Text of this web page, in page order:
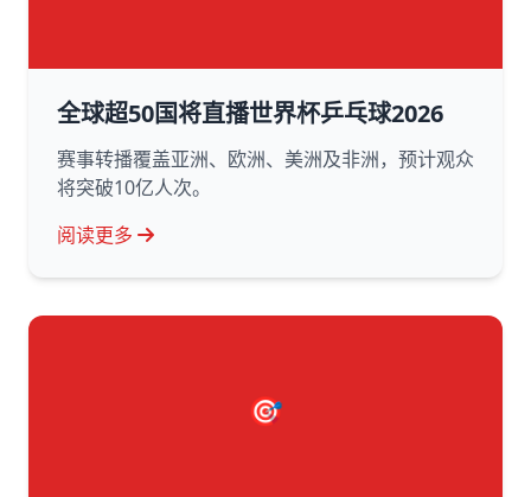
全球超50国将直播世界杯乒乓球2026
赛事转播覆盖亚洲、欧洲、美洲及非洲，预计观众
将突破10亿人次。
阅读更多
🎯